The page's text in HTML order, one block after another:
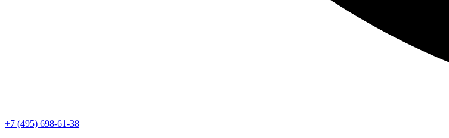
+7 (495) 698-61-38